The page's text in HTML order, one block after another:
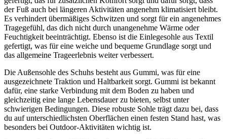
der Fuß auch bei längeren Aktivitäten angenehm klimatisiert bleibt.
Es verhindert übermäßiges Schwitzen und sorgt für ein angenehmes
Tragegefühl, das dich nicht durch unangenehme Wärme oder
Feuchtigkeit beeinträchtigt. Ebenso ist die Einlegesohle aus Textil
gefertigt, was für eine weiche und bequeme Grundlage sorgt und
das allgemeine Trageerlebnis weiter verbessert.
Die Außensohle des Schuhs besteht aus Gummi, was für eine
ausgezeichnete Traktion und Haltbarkeit sorgt. Gummi ist bekannt
dafür, eine starke Verbindung mit dem Boden zu haben und
gleichzeitig eine lange Lebensdauer zu bieten, selbst unter
schwierigen Bedingungen. Diese robuste Sohle trägt dazu bei, dass
du auf unterschiedlichsten Oberflächen einen festen Stand hast, was
besonders bei Outdoor-Aktivitäten wichtig ist.